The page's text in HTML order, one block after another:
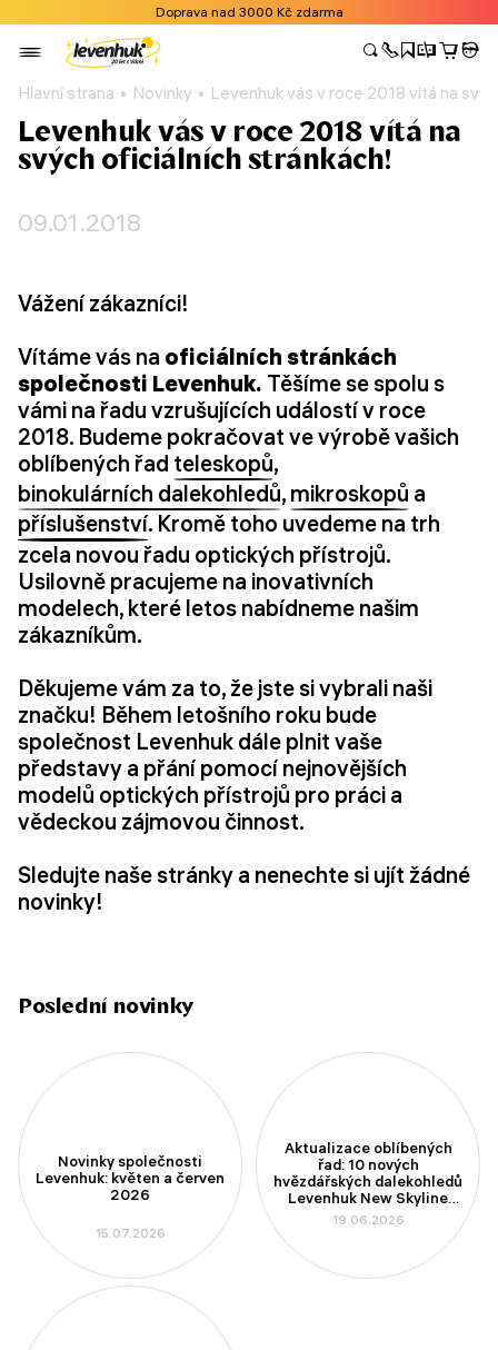
Doprava nad 3000 Kč zdarma
Hlavní strana Novinky Levenhuk vás v roce 2018 vítá na
Levenhuk vás v roce 2018 vítá na
svých oficiálních stránkách!
09.01.2018
Vážení zákazníci!
Vítáme vás na oficiálních stránkách
společnosti Levenhuk. Těšíme se spolu s
vámi na řadu vzrušujících událostí v roce
2018. Budeme pokračovat ve výrobě vašich
oblíbených řad teleskopů,
binokulárních dalekohledů, mikroskopů a
příslušenství. Kromě toho uvedeme na trh
zcela novou řadu optických přístrojů.
Usilovně pracujeme na inovativních
modelech, které letos nabídneme našim
zákazníkům.
Děkujeme vám za to, že jste si vybrali naši
značku! Během letošního roku bude
společnost Levenhuk dále plnit vaše
představy a přání pomocí nejnovějších
modelů optických přístrojů pro práci a
vědeckou zájmovou činnost.
Sledujte naše stránky a nenechte si ujít žádné
novinky!
Poslední novinky
Novinky společnosti
Levenhuk: květen a červen
2026
15.07.2026
Aktualizace oblíbených
řad: 10 nových
hvězdářských dalekohledů
Levenhuk New Skyline
PLUS a New Skyline PRO
19.06.2026